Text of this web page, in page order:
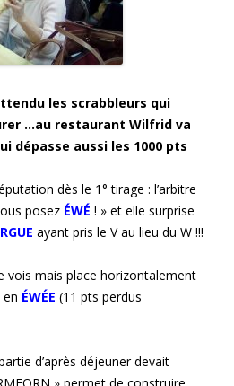
les scrabbleurs qui
…au restaurant Wilfrid va
dépasse aussi les 1000 pts
dès le 1° tirage : l’arbitre
posez ÉWÉ ! » et elle surprise
ayant pris le V au lieu du W !!!
vois mais place horizontalement
en ÉWÉE (11 pts perdus
d’après déjeuner devait